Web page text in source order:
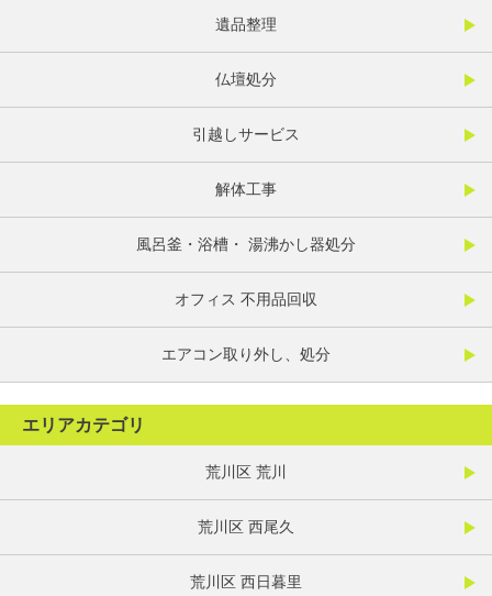
遺品整理
仏壇処分
引越しサービス
解体工事
風呂釜・浴槽・ 湯沸かし器処分
オフィス 不用品回収
エアコン取り外し、処分
エリアカテゴリ
荒川区 荒川
荒川区 西尾久
荒川区 西日暮里